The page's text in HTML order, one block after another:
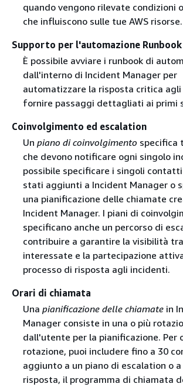
quando vengono rilevate condizioni
che influiscono sulle tue AWS risorse.
Supporto per l'automazione Runbook
È possibile avviare i runbook di
dall'interno di Incident Manager per
automatizzare la risposta critica
fornire passaggi dettagliati ai primi
Coinvolgimento ed escalation
Un piano di coinvolgimento specifica
che devono notificare ogni singolo
possibile specificare i singoli
stati aggiunti a Incident Manager o
una pianificazione delle chiamate
Incident Manager. I piani di
specificano anche un percorso di
contribuire a garantire la visibilità
interessate e la partecipazione
processo di risposta agli incidenti.
Orari di chiamata
Una pianificazione delle chiamatein
Manager consiste in una o più
dall'utente per la pianificazione. Per
rotazione, puoi includere fino a 30
aggiunto a un piano di escalation o
risposta, il programma di chiamata